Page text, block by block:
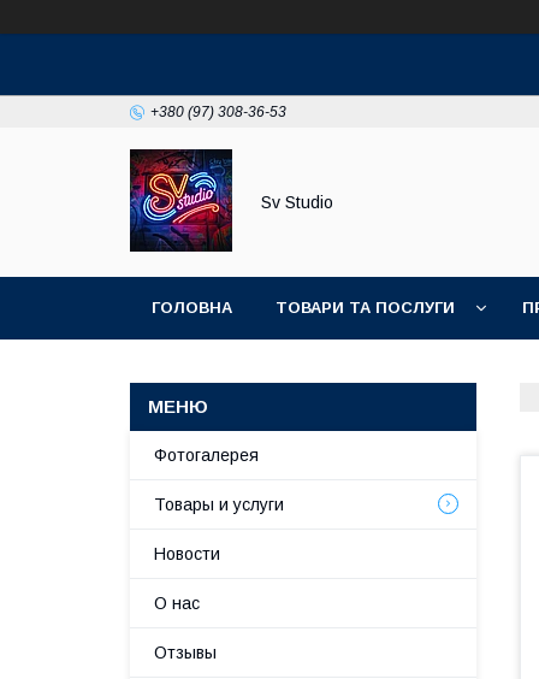
+380 (97) 308-36-53
Sv Studio
ГОЛОВНА ТОВАРИ ТА ПОСЛУГИ
Фотогалерея
Товары и услуги
Новости
О нас
Отзывы